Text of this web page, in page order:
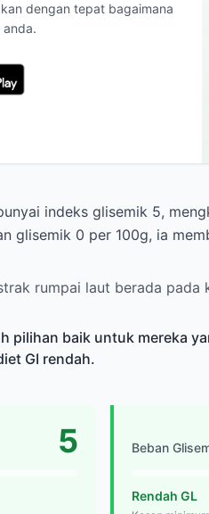
dengan tepat bagaimana
anda.
indeks glisemik 5,
glisemik 0 per 100g, ia
rumpai laut berada pada
pilihan baik untuk mereka
GI rendah.
5 Beban
Rendah GL